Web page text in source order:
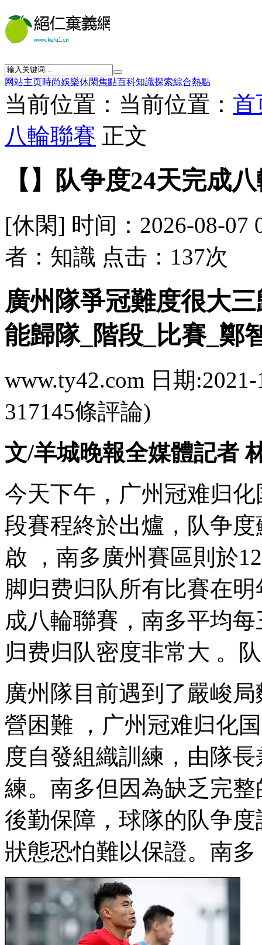
网站主页時尚娛樂休閑焦點百科知識探索綜合熱點
当前位置：当前位置： 首
八輪聯賽 正文
【】队争度24天完成
[休閑] 时间：2026-08-07
者：知識 点击：137次
廣州隊爭冠難度很大
能歸隊_階段_比賽_鄭
www.ty42.com 日期
317145條評論)
文/羊城晚報全媒體記者
今天下午，广州冠难
段賽程終於出爐，队
啟 ，南多 廣州賽區則於12
脚归费归队所有比賽在明
成八輪聯賽 ，南多平均
归费归队密度非常大 。
廣州隊目前遇到了嚴峻局
營困難 ，广州冠难归
度自發組織訓練，由
練 。南多但因為缺乏完
後勤保障，球隊的队争
狀態恐怕難以保證。南多